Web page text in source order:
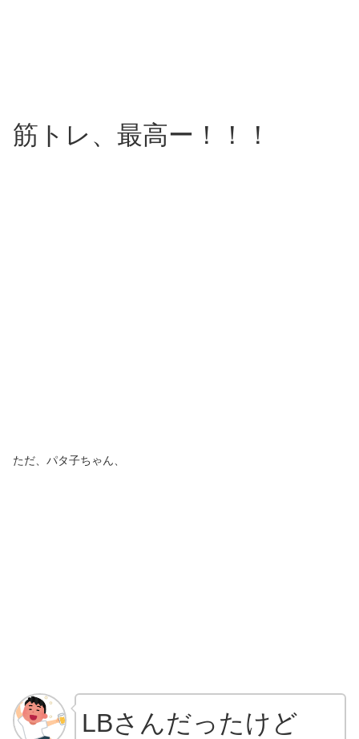
筋トレ、最高ー！！！
ただ、パタ子ちゃん、
LBさんだったけど